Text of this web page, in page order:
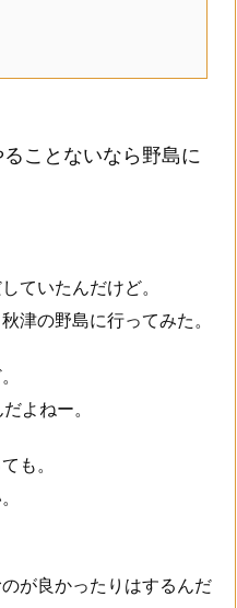
ことないなら野島に
ていたんだけど。
津の野島に行ってみた。
よねー。
も。
が良かったりはするんだ